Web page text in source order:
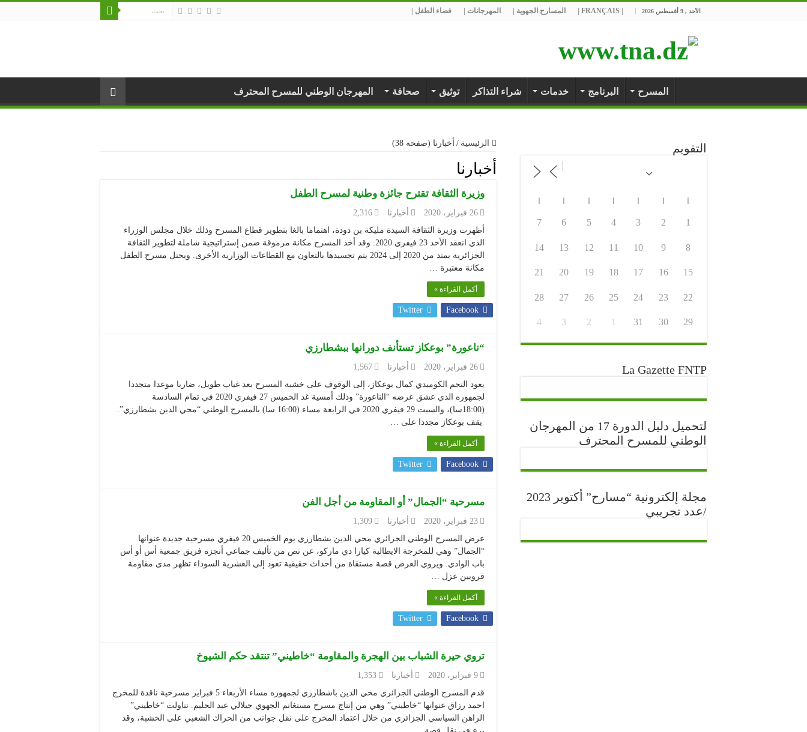
الأحد , 9 أغسطس 2026 المسارح الجهوية | المهرجانات | فضاء الطفل |
المسرح البرنامج خدمات شراء التذاكر توثيق صحافة المهرجان الوطني للمسرح المحترف
الرئيسية / أخبارنا (صفحه 38)
أخبارنا
وزيرة الثقافة تقترح جائزة وطنية لمسرح الطفل
26 فبراير، 2020 أخبارنا
2,316
أظهرت وزيرة الثقافة السيدة مليكة بن دودة، اهتماما بالغا بتطوير قطاع المسرح وذلك خلال مجلس الوزراء
الذي انعقد الأحد 23 فيفري 2020. وقد أخذ المسرح مكانة مرموقة ضمن إستراتيجية شاملة لتطوير الثقافة
الجزائرية يمتد من 2020 إلى 2024 يتم تجسيدها بالتعاون مع القطاعات الوزارية الأخرى. ويحتل مسرح الطفل
مكانة معتبرة …
أكمل القراءة »
Facebook
Twitter
“ناعورة” بوعكاز تستأنف دورانها ببشطارزي
26 فبراير، 2020 أخبارنا
1,567
يعود النجم الكوميدي كمال بوعكاز، إلى الوقوف على خشبة المسرح بعد غياب طويل، ضاربا موعدا متجددا
لجمهوره الذي عشق عرضه “الناعورة” وذلك أمسية غد الخميس 27 فيفري 2020 في تمام السادسة
(18:00سا)، والسبت 29 فيفري 2020 في الرابعة مساء (16:00 سا) بالمسرح الوطني “محي الدين بشطارزي”.
يقف بوعكاز مجددا على …
أكمل القراءة »
Facebook
Twitter
مسرحية “الجمال” أو المقاومة من أجل الفن
23 فبراير، 2020 أخبارنا
1,309
عرض المسرح الوطني الجزائري محي الدين بشطارزي يوم الخميس 20 فيفري مسرحية جديدة عنوانها
“الجمال” وهي للمخرجة الايطالية كيارا دي ماركو، عن نص من تأليف جماعي أنجزه فريق جمعية أس أو أس
باب الوادي. ويروي العرض قصة مستقاة من أحداث حقيقية تعود إلى العشرية السوداء تظهر مدى مقاومة
قرويين عزل …
أكمل القراءة »
Facebook
Twitter
تروي حيرة الشباب بين الهجرة والمقاومة “خاطيني” تنتقد حكم الشيوخ
9 فبراير، 2020 أخبارنا
1,353
قدم المسرح الوطني الجزائري محي الدين باشطارزي لجمهوره مساء الأربعاء 5 فبراير مسرحية ناقدة للمخرج
احمد رزاق عنوانها “خاطيني” وهي من إنتاج مسرح مستغانم الجهوي جيلالي عبد الحليم. تناولت “خاطيني”
الراهن السياسي الجزائري من خلال اعتماد المخرج على نقل جوانب من الحراك الشعبي على الخشبة، وقد
التقويم
ا ا ا ا ا ا ا
1
2
3
4
5
6
7
8
9
10
11
12
13
14
15
16
17
18
19
20
21
22
23
24
25
26
27
28
29
30
31
1
2
3
4
La Gazette FNTP
لتحميل دليل الدورة 17 من المهرجان
الوطني للمسرح المحترف
مجلة إلكترونية “مسارح” أكتوبر 2023
/عدد تجريبي